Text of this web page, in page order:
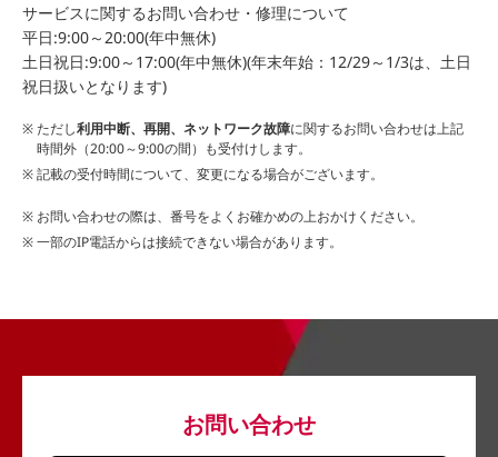
サービスに関するお問い合わせ・修理について
平日:9:00～20:00(年中無休)
土日祝日:9:00～17:00(年中無休)(年末年始：12/29～1/3は、土日
祝日扱いとなります)
ただし利用中断、再開、ネットワーク故障に関するお問い合わせは上記
時間外（20:00～9:00の間）も受付けします。
記載の受付時間について、変更になる場合がございます。
お問い合わせの際は、番号をよくお確かめの上おかけください。
一部のIP電話からは接続できない場合があります。
お問い合わせ